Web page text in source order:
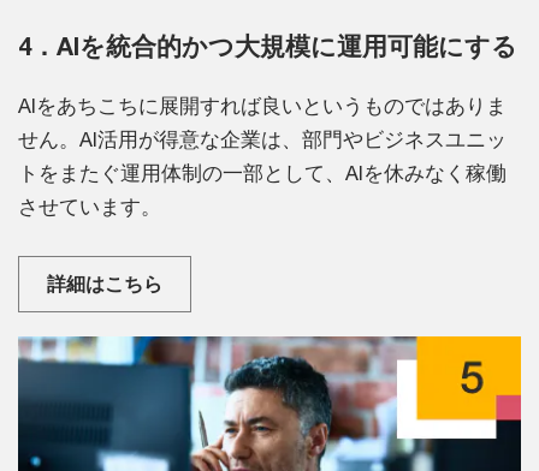
4．AIを統合的かつ大規模に運用可能にする
AIをあちこちに展開すれば良いというものではありま
せん。AI活用が得意な企業は、部門やビジネスユニッ
トをまたぐ運用体制の一部として、AIを休みなく稼働
させています。
詳細はこちら